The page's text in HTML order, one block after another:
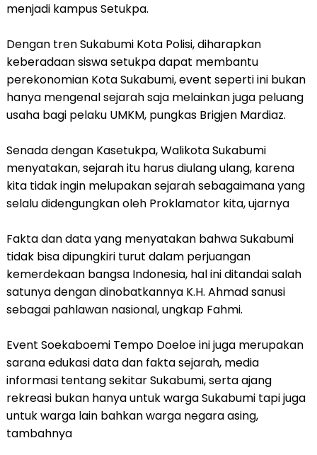
menjadi kampus Setukpa.
Dengan tren Sukabumi Kota Polisi, diharapkan
keberadaan siswa setukpa dapat membantu
perekonomian Kota Sukabumi, event seperti ini bukan
hanya mengenal sejarah saja melainkan juga peluang
usaha bagi pelaku UMKM, pungkas Brigjen Mardiaz.
Senada dengan Kasetukpa, Walikota Sukabumi
menyatakan, sejarah itu harus diulang ulang, karena
kita tidak ingin melupakan sejarah sebagaimana yang
selalu didengungkan oleh Proklamator kita, ujarnya
Fakta dan data yang menyatakan bahwa Sukabumi
tidak bisa dipungkiri turut dalam perjuangan
kemerdekaan bangsa Indonesia, hal ini ditandai salah
satunya dengan dinobatkannya K.H. Ahmad sanusi
sebagai pahlawan nasional, ungkap Fahmi.
Event Soekaboemi Tempo Doeloe ini juga merupakan
sarana edukasi data dan fakta sejarah, media
informasi tentang sekitar Sukabumi, serta ajang
rekreasi bukan hanya untuk warga Sukabumi tapi juga
untuk warga lain bahkan warga negara asing,
tambahnya